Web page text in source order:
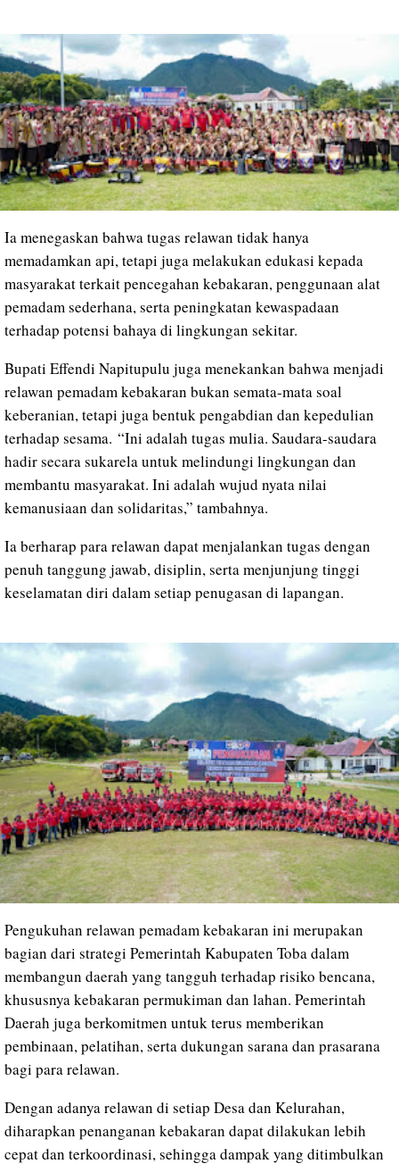
Ia menegaskan bahwa tugas relawan tidak hanya
memadamkan api, tetapi juga melakukan edukasi kepada
masyarakat terkait pencegahan kebakaran, penggunaan alat
pemadam sederhana, serta peningkatan kewaspadaan
terhadap potensi bahaya di lingkungan sekitar.
Bupati Effendi Napitupulu juga menekankan bahwa menjadi
relawan pemadam kebakaran bukan semata-mata soal
keberanian, tetapi juga bentuk pengabdian dan kepedulian
terhadap sesama. “Ini adalah tugas mulia. Saudara-saudara
hadir secara sukarela untuk melindungi lingkungan dan
membantu masyarakat. Ini adalah wujud nyata nilai
kemanusiaan dan solidaritas,” tambahnya.
Ia berharap para relawan dapat menjalankan tugas dengan
penuh tanggung jawab, disiplin, serta menjunjung tinggi
keselamatan diri dalam setiap penugasan di lapangan.
Pengukuhan relawan pemadam kebakaran ini merupakan
bagian dari strategi Pemerintah Kabupaten Toba dalam
membangun daerah yang tangguh terhadap risiko bencana,
khususnya kebakaran permukiman dan lahan. Pemerintah
Daerah juga berkomitmen untuk terus memberikan
pembinaan, pelatihan, serta dukungan sarana dan prasarana
bagi para relawan.
Dengan adanya relawan di setiap Desa dan Kelurahan,
diharapkan penanganan kebakaran dapat dilakukan lebih
cepat dan terkoordinasi, sehingga dampak yang ditimbulkan